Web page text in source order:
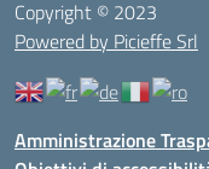
Copyright © 2023
Powered by Picieffe Srl
Amministrazione